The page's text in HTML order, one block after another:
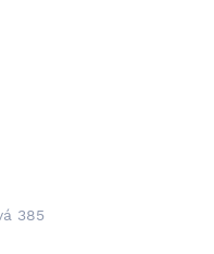
385